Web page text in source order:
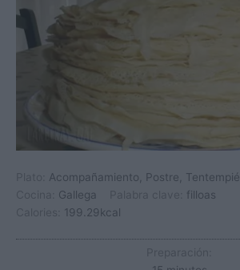
Acompañamiento, Postre, Tentempié
Gallega
filloas
199.29kcal